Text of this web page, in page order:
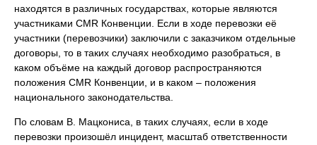
находятся в различных государствах, которые являются
участниками CMR Конвенции. Если в ходе перевозки её
участники (перевозчики) заключили с заказчиком отдельные
договоры, то в таких случаях необходимо разобраться, в
каком объёме на каждый договор распространяются
положения CMR Конвенции, и в каком – положения
национального законодательства.
По словам В. Мацкониса, в таких случаях, если в ходе
перевозки произошёл инцидент, масштаб ответственности